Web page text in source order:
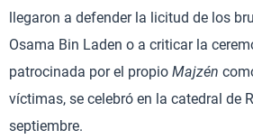
llegaron a defender la licitud de los
Osama Bin Laden o a criticar la
patrocinada por el propio Majzén
víctimas, se celebró en la catedral de
septiembre.